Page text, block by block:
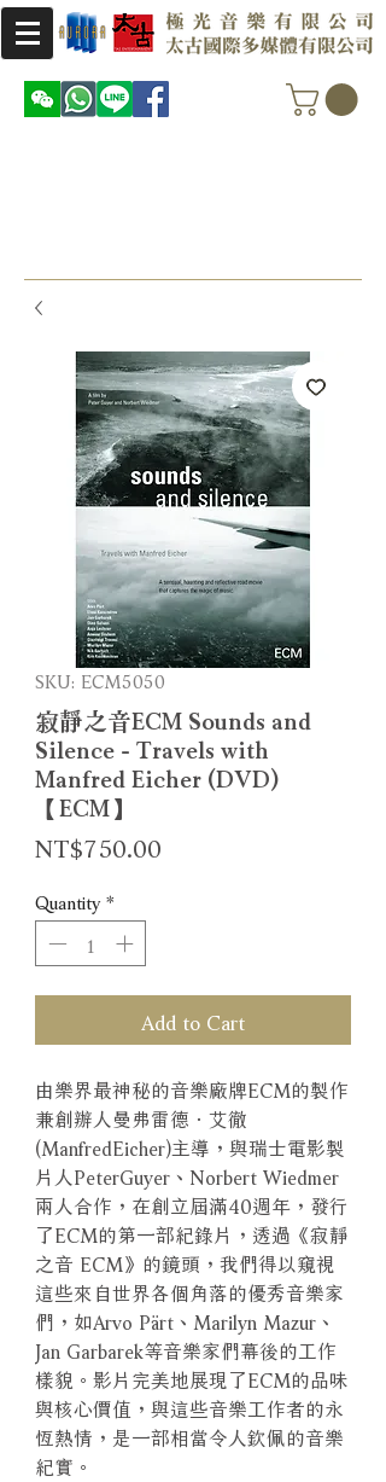
SKU: ECM5050
寂靜之音ECM Sounds and
Silence - Travels with
Manfred Eicher (DVD)
【ECM】
NT$750.00
Quantity *
Add to Cart
由樂界最神秘的音樂廠牌ECM的製作
兼創辦人曼弗雷德．艾徹
(ManfredEicher)主導，與瑞士電影製
片人PeterGuyer、Norbert Wiedmer
兩人合作，在創立屆滿40週年，發行
了ECM的第一部紀錄片，透過《寂靜
之音 ECM》的鏡頭，我們得以窺視
這些來自世界各個角落的優秀音樂家
們，如Arvo Pärt、Marilyn Mazur、
Jan Garbarek等音樂家們幕後的工作
樣貌。影片完美地展現了ECM的品味
與核心價值，與這些音樂工作者的永
恆熱情，是一部相當令人欽佩的音樂
紀實。